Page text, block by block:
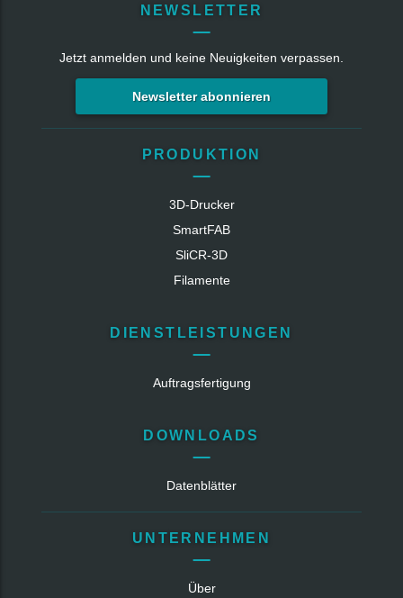
NEWSLETTER
Jetzt anmelden und keine Neuigkeiten verpassen.
Newsletter abonnieren
PRODUKTION
3D-Drucker
SmartFAB
SliCR‑3D
Filamente
DIENSTLEISTUNGEN
Auftragsfertigung
DOWNLOADS
Datenblätter
UNTERNEHMEN
Über